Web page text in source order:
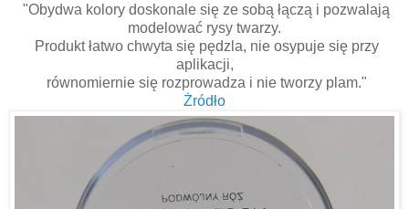
"Obydwa kolory doskonale się ze sobą łączą i pozwalają
modelować rysy twarzy.
Produkt łatwo chwyta się pędzla, nie osypuje się przy
aplikacji,
równomiernie się rozprowadza i nie tworzy plam."
Żródło